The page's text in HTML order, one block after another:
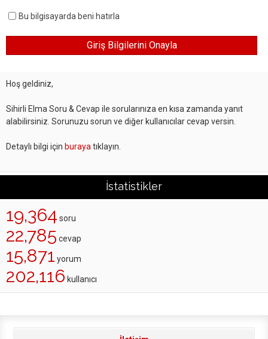
Bu bilgisayarda beni hatırla
Hoş geldiniz,
Sihirli Elma Soru & Cevap ile sorularınıza en kısa zamanda yanıt
alabilirsiniz. Sorunuzu sorun ve diğer kullanıcılar cevap versin.
Detaylı bilgi için buraya tıklayın.
İstatistikler
19,364 soru
22,785 cevap
15,871 yorum
202,116 kullanıcı